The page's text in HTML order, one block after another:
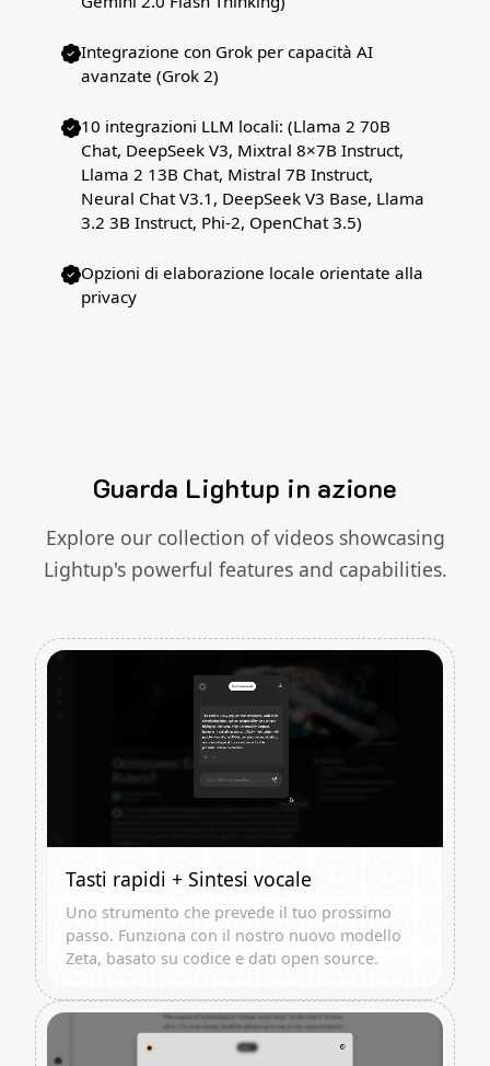
Integrazione con Grok per capacità AI
avanzate (Grok 2)
10 integrazioni LLM locali: (Llama 2 70B
Chat, DeepSeek V3, Mixtral 8×7B Instruct,
Llama 2 13B Chat, Mistral 7B Instruct,
Neural Chat V3.1, DeepSeek V3 Base, Llama
3.2 3B Instruct, Phi-2, OpenChat 3.5)
Opzioni di elaborazione locale orientate alla
privacy
Guarda Lightup in azione
Explore our collection of videos showcasing
Lightup's powerful features and capabilities.
Tasti rapidi + Sintesi vocale
Uno strumento che prevede il tuo prossimo
passo. Funziona con il nostro nuovo modello
Zeta, basato su codice e dati open source.